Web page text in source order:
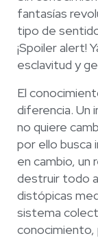
fantasías
tipo de
¡Spoiler alert!
esclavitud y
El
diferencia. Un
no quiere
por ello busca
en cambio, un
destruir todo
distópicas
sistema
conocimiento,